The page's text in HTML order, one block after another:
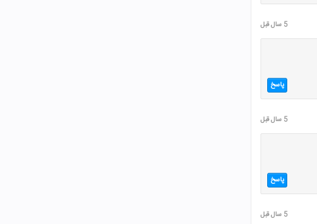
5 سال قبل
پاسخ
5 سال قبل
پاسخ
5 سال قبل